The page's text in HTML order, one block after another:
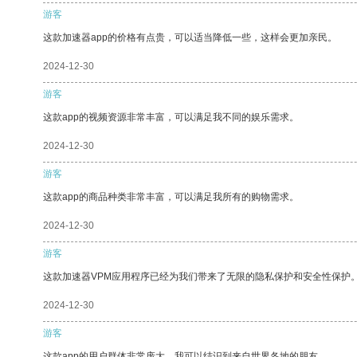
游客
这款加速器app的价格有点贵，可以适当降低一些，这样会更加亲民。
2024-12-30
游客
这款app的视频资源非常丰富，可以满足我不同的娱乐需求。
2024-12-30
游客
这款app的商品种类非常丰富，可以满足我所有的购物需求。
2024-12-30
游客
这款加速器VPM应用程序已经为我们带来了无限的隐私保护和安全性保护
2024-12-30
游客